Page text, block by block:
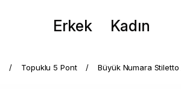
Erkek Kadın
Topuklu 5 Pont Büyük Numara Stiletto